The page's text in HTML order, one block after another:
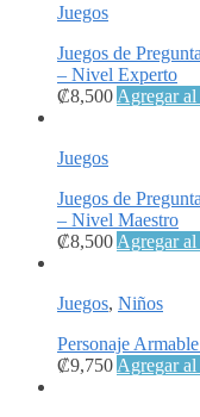
Juegos
Juegos de
– Nivel Experto
₡8,500 Agregar
Juegos
Juegos de
– Nivel Maestro
₡8,500 Agregar
Juegos, Niños
Personaje
₡9,750 Agregar